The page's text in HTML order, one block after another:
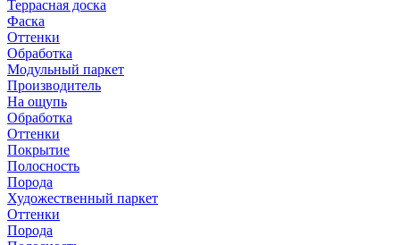
Террасная доска
Фаска
Оттенки
Обработка
Модульный паркет
Производитель
На ощупь
Обработка
Оттенки
Покрытие
Полосность
Порода
Художественный паркет
Оттенки
Порода